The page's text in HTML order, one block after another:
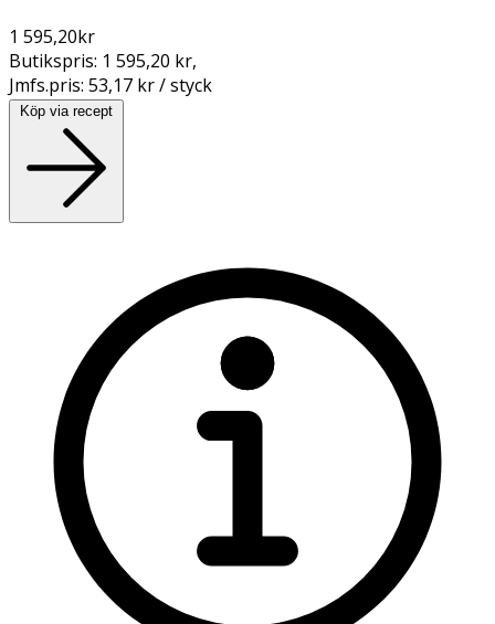
1 595,20kr
Butikspris: 1 595,20 kr,
Jmfs.pris: 53,17 kr / styck
Köp via recept